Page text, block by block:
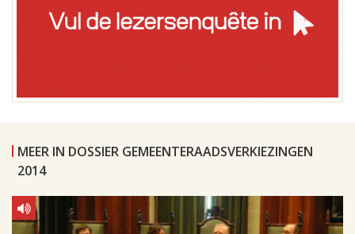
MEER IN DOSSIER GEMEENTERAADSVERKIEZINGEN
2014